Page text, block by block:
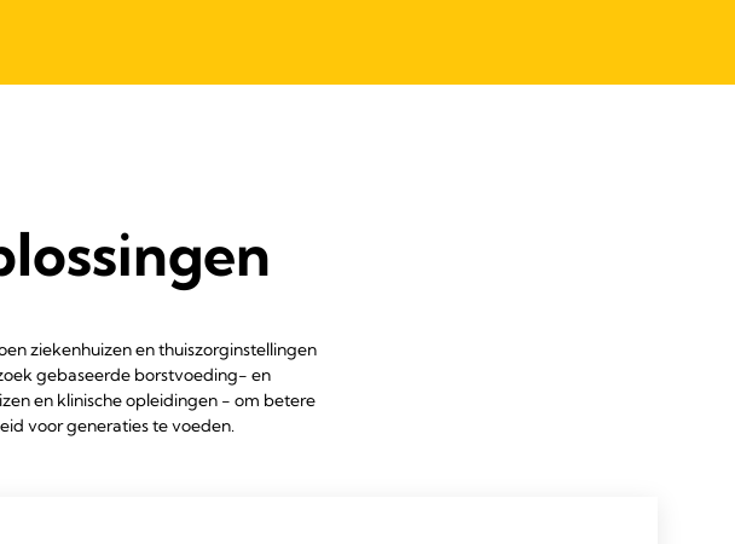
ziekenhuizen en thuiszorginstellingen
gebaseerde borstvoeding- en
en klinische opleidingen - om betere
voor generaties te voeden.